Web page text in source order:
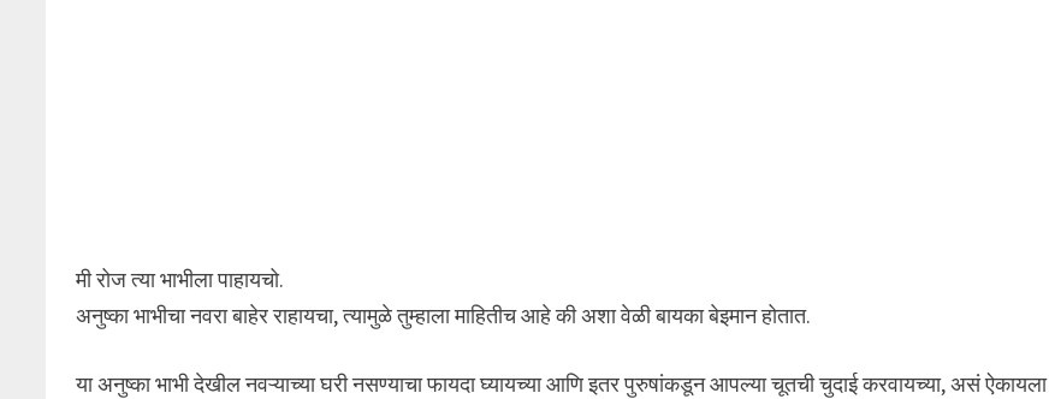
मी रोज त्या भाभीला पाहायचो.
अनुष्का भाभीचा नवरा बाहेर राहायचा, त्यामुळे तुम्हाला माहितीच आहे की अशा वेळी बायका बेइमान होतात.
या अनुष्का भाभी देखील नवऱ्याच्या घरी नसण्याचा फायदा घ्यायच्या आणि इतर पुरुषांकडून आपल्या चूतची चुदाई करवायच्या, असं ऐकायला